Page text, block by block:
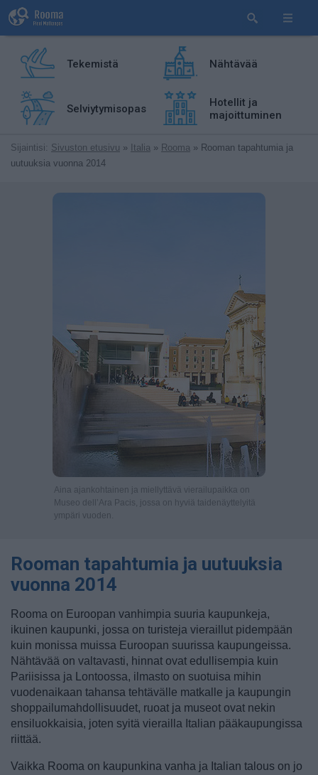
Tekemistä Nähtävää
Selviytymisopas
Hotellit ja
majoittuminen
Sijaintisi: Sivuston etusivu » Italia » Rooma » Rooman tapahtumia ja
uutuuksia vuonna 2014
Aina ajankohtainen ja miellyttävä vierailupaikka on
Museo dell’Ara Pacis, jossa on hyviä taidenäyttelyitä
ympäri vuoden.
Rooman tapahtumia ja uutuuksia
vuonna 2014
Rooma on Euroopan vanhimpia suuria kaupunkeja,
ikuinen kaupunki, jossa on turisteja vieraillut pidempään
kuin monissa muissa Euroopan suurissa kaupungeissa.
Nähtävää on valtavasti, hinnat ovat edullisempia kuin
Pariisissa ja Lontoossa, ilmasto on suotuisa mihin
vuodenaikaan tahansa tehtävälle matkalle ja kaupungin
shoppailumahdollisuudet, ruoat ja museot ovat nekin
ensiluokkaisia, joten syitä vierailla Italian pääkaupungissa
riittää.
Vaikka Rooma on kaupunkina vanha ja Italian talous on jo